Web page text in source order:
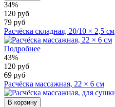
34%
120 руб
79 руб
Расчёска складная, 20/10 × 2,5 см
Подробнее
43%
120 руб
69 руб
Расчёска массажная, 22 × 6 см
В корзину